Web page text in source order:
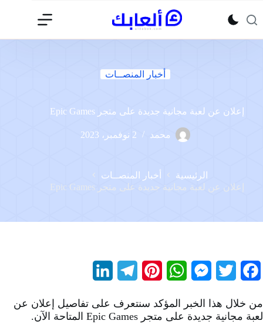
إلى
المحتوى
أخبار المنصــات
إعلان عن لعبة مجانية جديدة على متجر Epic Games
محمد 2 نوفمبر، 2023
الرئيسية
أخبار المنصــات
إعلان عن لعبة مجانية جديدة على متجر Epic Games
c
i
M
s
W
a
n
l
n
من خلال هذا الخبر المؤكد سنتعرف على تفاصيل إعلان عن
لعبة مجانية جديدة على متجر Epic Games المتاحة الآن.